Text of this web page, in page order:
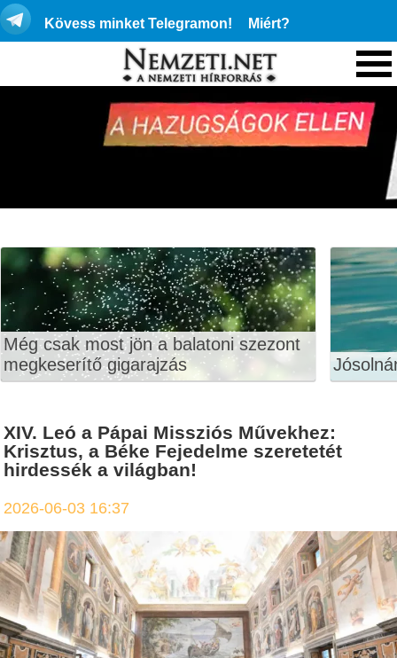
Kövess minket Telegramon! Miért?
Még csak most jön a balatoni szezont
megkeserítő gigarajzás
XIV. Leó a Pápai Missziós Művekhez:
Krisztus, a Béke Fejedelme szeretetét
hirdessék a világban!
2026-06-03 16:37